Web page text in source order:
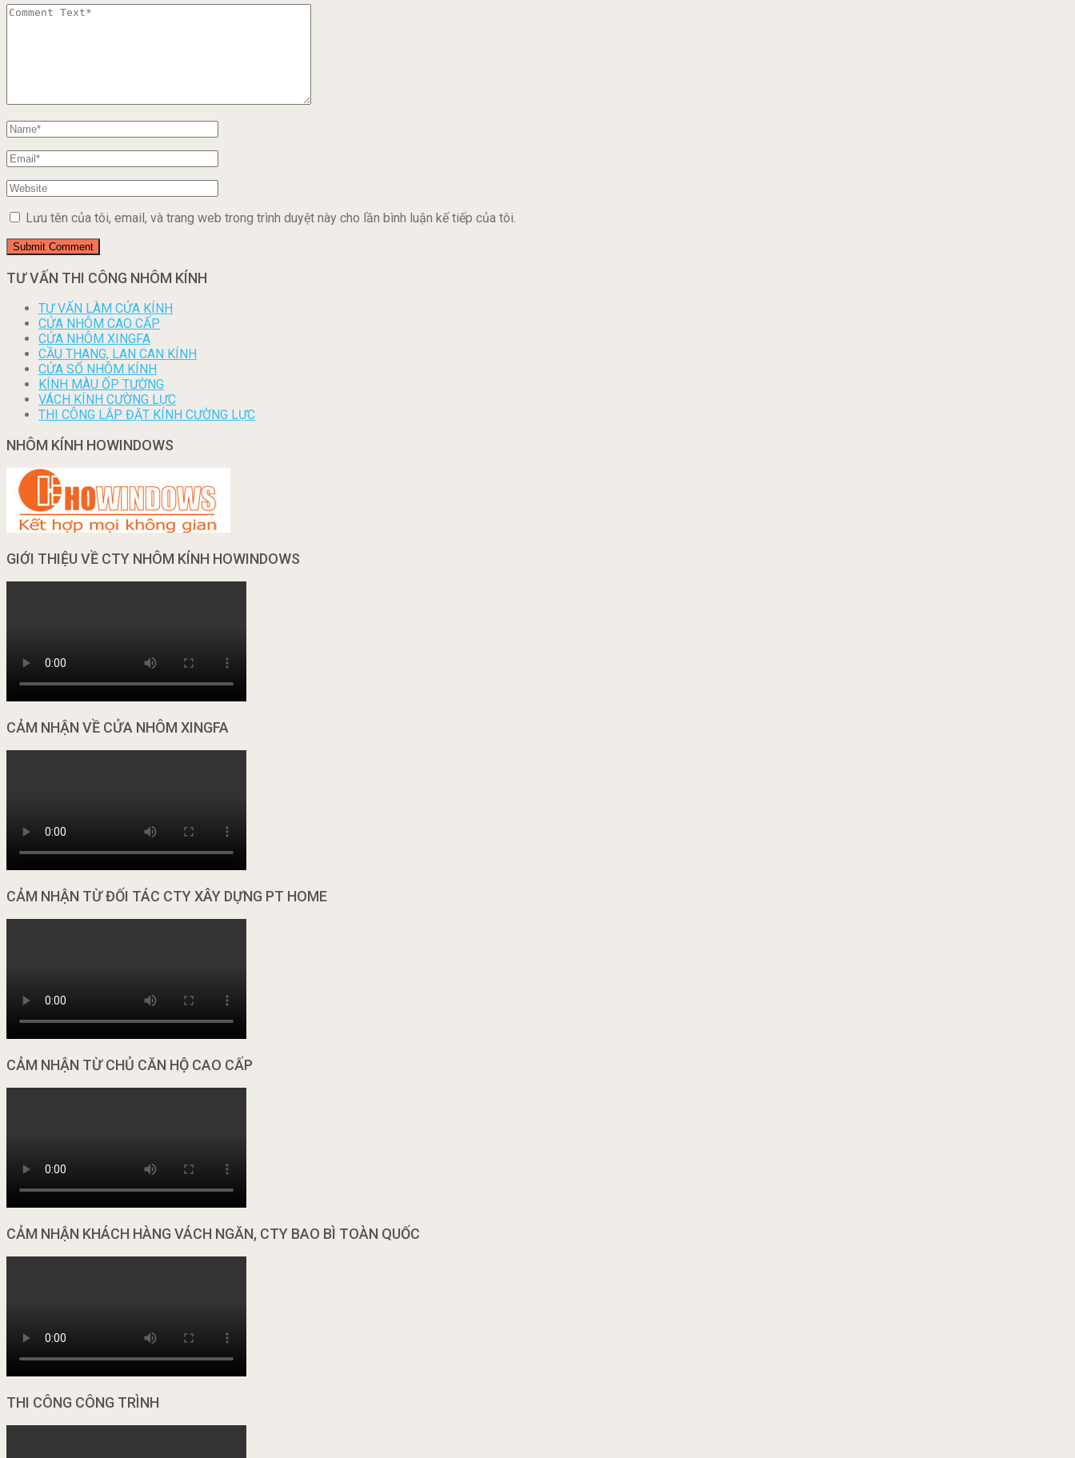
Lưu tên của tôi, email, và trang web trong trình duyệt này cho lần bình luận kế tiếp của tôi.
TƯ VẤN THI CÔNG NHÔM KÍNH
TƯ VẤN LÀM CỬA KÍNH
CỬA NHÔM CAO CẤP
CỬA NHÔM XINGFA
CẦU THANG, LAN CAN KÍNH
CỬA SỔ NHÔM KÍNH
KÍNH MÀU ỐP TƯỜNG
VÁCH KÍNH CƯỜNG LỰC
THI CÔNG LẮP ĐẶT KÍNH CƯỜNG LỰC
NHÔM KÍNH HOWINDOWS
GIỚI THIỆU VỀ CTY NHÔM KÍNH HOWINDOWS
CẢM NHẬN VỀ CỬA NHÔM XINGFA
CẢM NHẬN TỪ ĐỐI TÁC CTY XÂY DỰNG PT HOME
CẢM NHẬN TỪ CHỦ CĂN HỘ CAO CẤP
CẢM NHẬN KHÁCH HÀNG VÁCH NGĂN, CTY BAO BÌ TOÀN QUỐC
THI CÔNG CÔNG TRÌNH